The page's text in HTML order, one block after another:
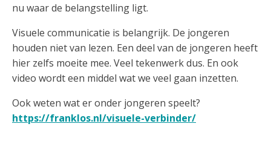
nu waar de belangstelling ligt.
Visuele communicatie is belangrijk. De jongeren
houden niet van lezen. Een deel van de jongeren heeft
hier zelfs moeite mee. Veel tekenwerk dus. En ook
video wordt een middel wat we veel gaan inzetten.
Ook weten wat er onder jongeren speelt?
https://franklos.nl/visuele-verbinder/